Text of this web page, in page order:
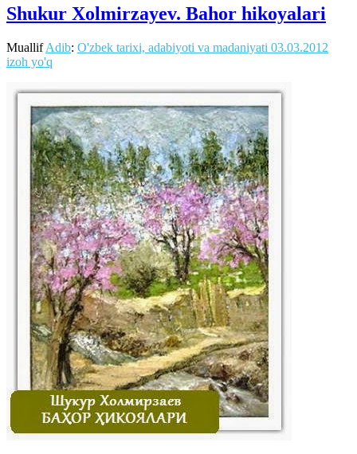
Shukur Xolmirzayev. Bahor hikoyalari
MuallifAdib: O'zbek tarixi, adabiyoti va madaniyati 03.03.2012
izoh yo'q